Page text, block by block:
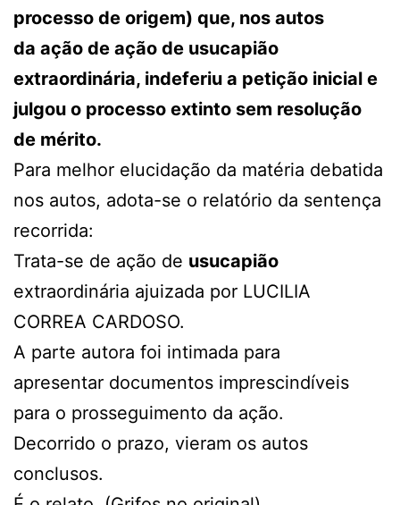
processo de origem) que, nos autos
da ação de ação de usucapião
extraordinária, indeferiu a petição inicial e
julgou o processo extinto sem resolução
de mérito.
Para melhor elucidação da matéria debatida
nos autos, adota-se o relatório da sentença
recorrida:
Trata-se de ação de usucapião
extraordinária ajuizada por LUCILIA
CORREA CARDOSO.
A parte autora foi intimada para
apresentar documentos imprescindíveis
para o prosseguimento da ação.
Decorrido o prazo, vieram os autos
conclusos.